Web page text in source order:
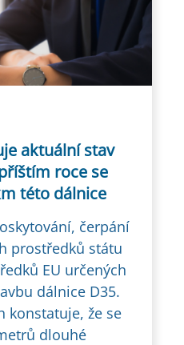
aktuální stav
roce se
této dálnice
čerpání
prostředků státu
EU určených
dálnice D35.
konstatuje, že se
dlouhé